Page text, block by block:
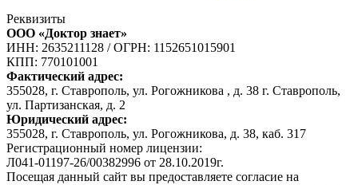
Реквизиты
ООО «Доктор знает»
ИНН: 2635211128 /ОГРН: 1152651015901
КПП: 770101001
Фактический адрес:
355028, г. Ставрополь, ул. Рогожникова , д. 38 г. Ставрополь,
ул. Партизанская, д. 2
Юридический адрес:
355028, г. Ставрополь, ул. Рогожникова, д. 38, каб. 317
Регистрационный номер лицензии:
Л041-01197-26/00382996 от 28.10.2019г.
Посещая данный сайт вы предоставляете согласие на